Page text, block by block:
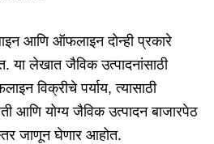
आणि ऑफलाइन दोन्ही प्रकारे
या लेखात जैविक उत्पादनांसाठी
विक्रीचे पर्याय, त्यासाठी
आणि योग्य जैविक उत्पादन बाजारपेठ
जाणून घेणार आहोत.